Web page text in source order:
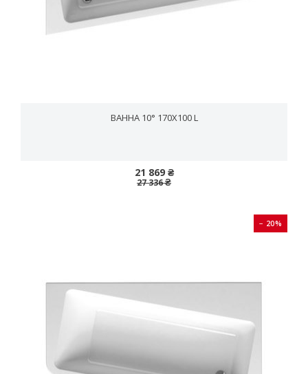
ВАННА 10° 170X100 L
21 869 ₴
27 336 ₴
− 20%